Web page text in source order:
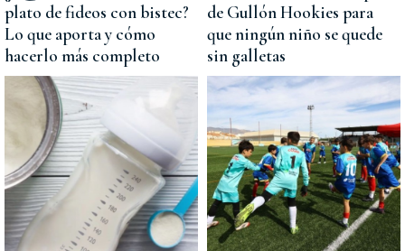
plato de fideos con bistec?
Lo que aporta y cómo
hacerlo más completo
de Gullón Hookies para
que ningún niño se quede
sin galletas